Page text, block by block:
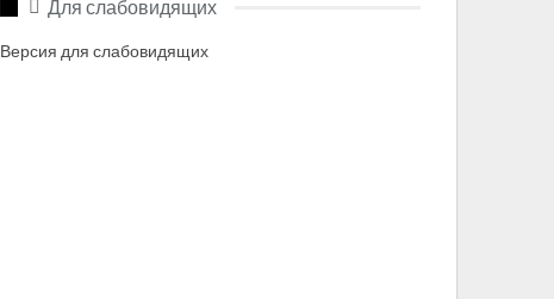
Для слабовидящих
Версия для слабовидящих